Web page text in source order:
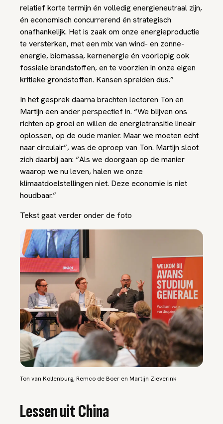
relatief korte termijn én volledig energieneutraal zijn,
én economisch concurrerend én strategisch
onafhankelijk. Het is zaak om onze energieproductie
te versterken, met een mix van wind- en zonne-
energie, biomassa, kernenergie én voorlopig ook
fossiele brandstoffen, en te voorzien in onze eigen
kritieke grondstoffen. Kansen spreiden dus.”
In het gesprek daarna brachten lectoren Ton en
Martijn een ander perspectief in. “We blijven ons
richten op groei en willen de energietransitie lineair
oplossen, op de oude manier. Maar we moeten echt
naar circulair”, was de oproep van Ton. Martijn sloot
zich daarbij aan: “Als we doorgaan op de manier
waarop we nu leven, halen we onze
klimaatdoelstellingen niet. Deze economie is niet
houdbaar.”
Tekst gaat verder onder de foto
Ton van Kollenburg, Remco de Boer en Martijn Zieverink
Lessen uit China